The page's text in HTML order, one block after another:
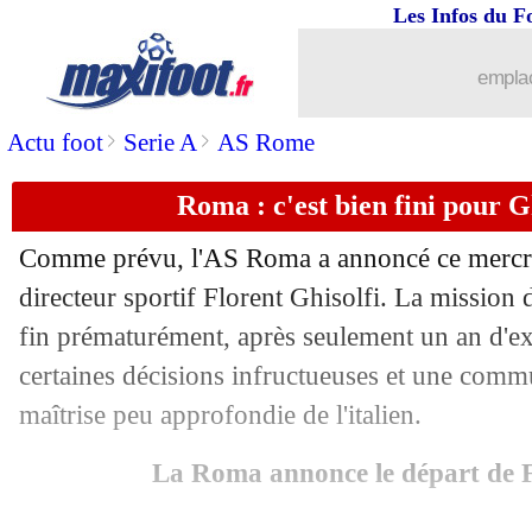
Actu foot> Serie A> AS Rome
Les Infos du
Roma : c'est bien fini pour
Comme prévu, l'AS Roma a annoncé ce
directeur sportif Florent Ghisolfi. La mission
fin prématurément, après seulement un an
certaines décisions infructueuses et une
maîtrise peu approfondie de l'italien.
La Roma annonce le départ de
: c'est signé pour Broholm
18/06 Reims: Geraerts sur le banc (officiel)
18/06 Juve: l'épineux cas Vlahovic
18/06 Al Ittihad: Benzema, le beau
18/06 Rennes : Grønbæk exfiltré en Italie ?
18/06 Real: Xabi Alonso compte sur
: Gasperini veut 5 recrues bien